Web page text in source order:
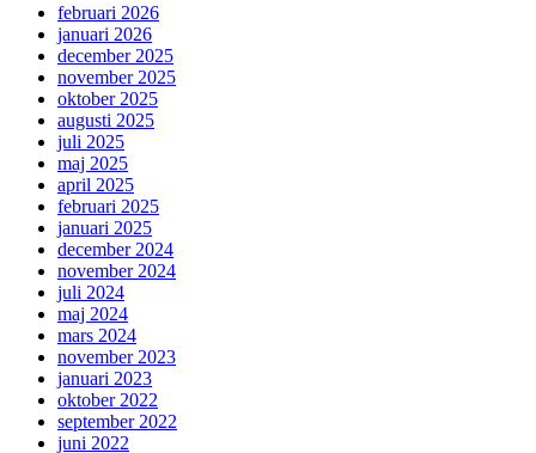
februari 2026
januari 2026
december 2025
november 2025
oktober 2025
augusti 2025
juli 2025
maj 2025
april 2025
februari 2025
januari 2025
december 2024
november 2024
juli 2024
maj 2024
mars 2024
november 2023
januari 2023
oktober 2022
september 2022
juni 2022